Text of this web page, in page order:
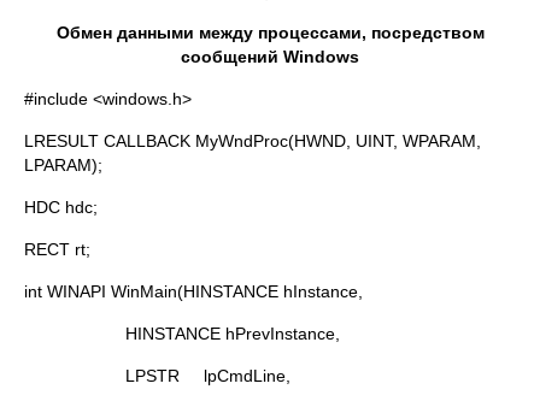
Обмен данными между процессами, посредством
сообщений Windows
#include <windows.h>
LRESULT CALLBACK MyWndProc(HWND, UINT, WPARAM,
LPARAM);
HDC hdc;
RECT rt;
int WINAPI WinMain(HINSTANCE hInstance,
HINSTANCE hPrevInstance,
LPSTR lpCmdLine,